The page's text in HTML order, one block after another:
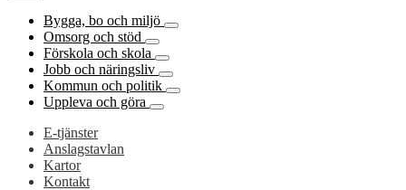
Bygga, bo och miljö
Omsorg och stöd
Förskola och skola
Jobb och näringsliv
Kommun och politik
Uppleva och göra
E-tjänster
Anslagstavlan
Kartor
Kontakt